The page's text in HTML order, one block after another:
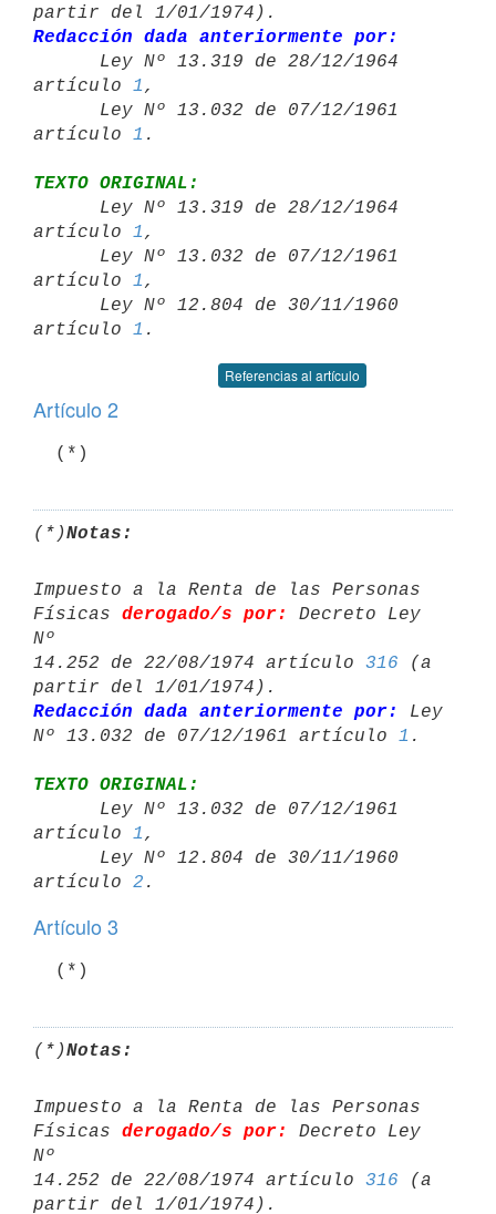
Redacción dada anteriormente por:
artículo 1 ,
artículo 1
TEXTO ORIGINAL:
artículo 1 ,
artículo 1 ,
artículo 1
Referencias al artículo
Artículo 2
  (*)
(*)Notas:
Impuesto a la Renta de las Personas
Físicas derogado/s por:
Decreto Ley
Nº
14.252 de 22/08/1974 artículo 316 (a
Redacción dada anteriormente por:
Ley
Nº 13.032 de 07/12/1961 artículo 1
TEXTO ORIGINAL:
artículo 1 ,
artículo 2
Artículo 3
(*)Notas:
Impuesto a la Renta de las Personas
Físicas derogado/s por:
Decreto Ley
Nº
14.252 de 22/08/1974 artículo 316 (a